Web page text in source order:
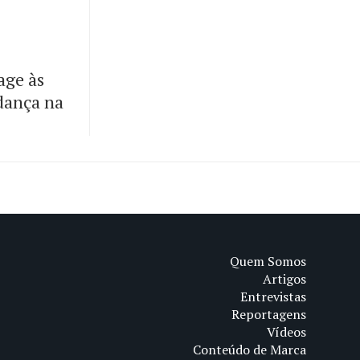
às
na
Quem Somos
Artigos
Entrevistas
Reportagens
Vídeos
Conteúdo de Marca